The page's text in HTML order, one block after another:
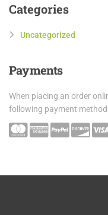
Categories
Uncategorized
Payments
When placing an order
following payment